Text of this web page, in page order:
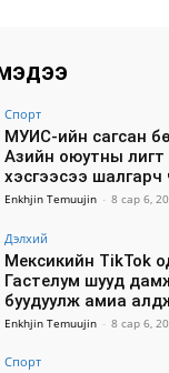
Спорт
МУИС-ийн сагсан
Азийн оюутны
хэсгээсээ шалгарч
Enkhjin Temuujin - 8 сар 6,
Дэлхий
Мексикийн TikTok
Гастелум шууд
буудуулж амиа
Enkhjin Temuujin - 8 сар 6,
Спорт